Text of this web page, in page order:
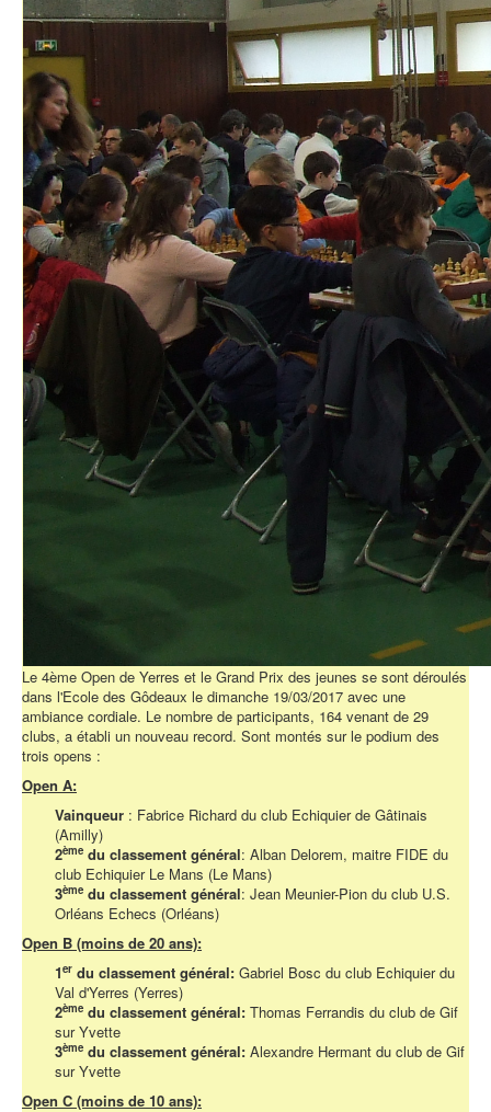
Le 4ème Open de Yerres et le Grand Prix des jeunes se sont déroulés
dans l'Ecole des Gôdeaux le dimanche 19/03/2017 avec une
ambiance cordiale. Le nombre de participants, 164 venant de 29
clubs, a établi un nouveau record. Sont montés sur le podium des
trois opens :
Open A:
Vainqueur : Fabrice Richard du club Echiquier de Gâtinais
(Amilly)
2ème du classement général: Alban Delorem, maitre FIDE du
club Echiquier Le Mans (Le Mans)
3ème du classement général: Jean Meunier-Pion du club U.S.
Orléans Echecs (Orléans)
Open B (moins de 20 ans):
1er du classement général: Gabriel Bosc du club Echiquier du
Val d'Yerres (Yerres)
2ème du classement général: Thomas Ferrandis du club de Gif
sur Yvette
3ème du classement général: Alexandre Hermant du club de Gif
sur Yvette
Open C (moins de 10 ans):